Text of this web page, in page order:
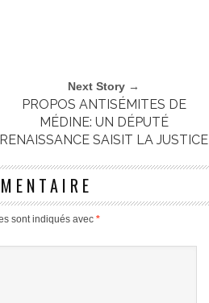
Next Story →
PROPOS ANTISÉMITES DE
MÉDINE: UN DÉPUTÉ
RENAISSANCE SAISIT LA JUSTICE
sont indiqués avec *